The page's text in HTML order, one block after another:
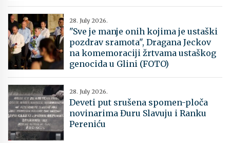
28. July 2026.
"Sve je manje onih kojima je ustaški
pozdrav sramota", Dragana Jeckov
na komemoraciji žrtvama ustaškog
genocida u Glini (FOTO)
28. July 2026.
Deveti put srušena spomen-ploča
novinarima Đuru Slavuju i Ranku
Pereniću